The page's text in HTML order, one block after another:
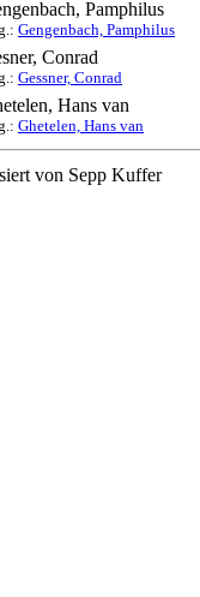
Pamphilus
Gengenbach, Pamphilus
Conrad
Gessner, Conrad
Hans van
Ghetelen, Hans van
von Sepp Kuffer